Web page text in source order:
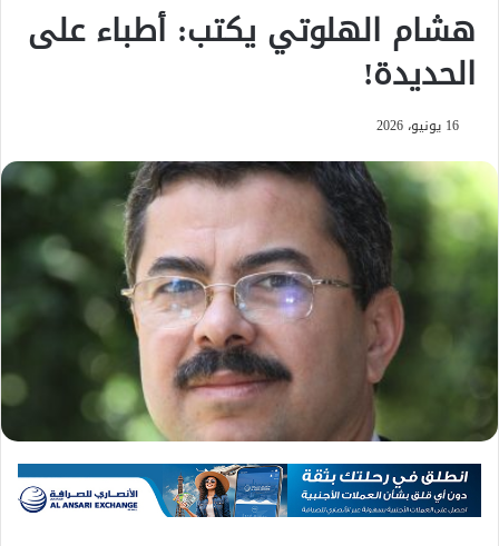
هشام الهلوتي يكتب: أطباء على
الحديدة!
16 يونيو، 2026